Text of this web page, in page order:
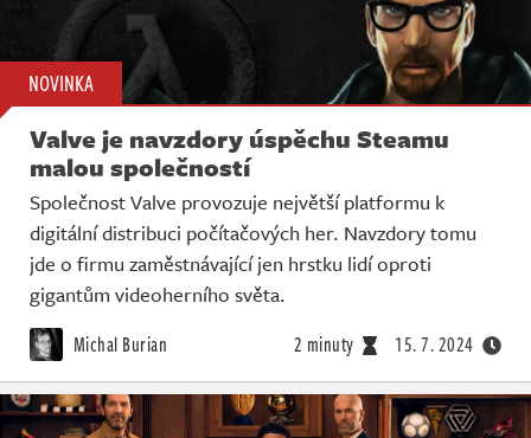
NOVINKA
Valve je navzdory úspěchu Steamu
malou společností
Společnost Valve provozuje největší platformu k
digitální distribuci počítačových her. Navzdory tomu
jde o firmu zaměstnávající jen hrstku lidí oproti
gigantům videoherního světa.
Michal Burian 2 minuty 15. 7. 2024